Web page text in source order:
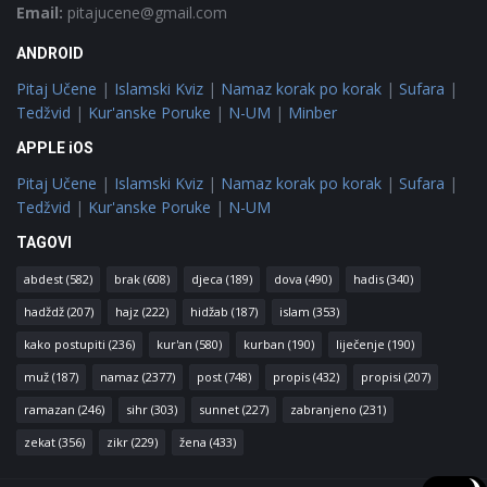
Email: pitajucene@gmail.com
ANDROID
Pitaj Učene | Islamski Kviz | Namaz korak po korak | Sufara |
Tedžvid | Kur'anske Poruke | N-UM | Minber
APPLE iOS
Pitaj Učene | Islamski Kviz | Namaz korak po korak | Sufara |
Tedžvid | Kur'anske Poruke | N-UM
TAGOVI
abdest (582) brak (608) djeca (189) dova (490) hadis (340)
hadždž (207) hajz (222) hidžab (187) islam (353)
kako postupiti (236) kur'an (580) kurban (190) liječenje (190)
muž (187) namaz (2377) post (748) propis (432) propisi (207)
ramazan (246) sihr (303) sunnet (227) zabranjeno (231)
zekat (356) zikr (229) žena (433)